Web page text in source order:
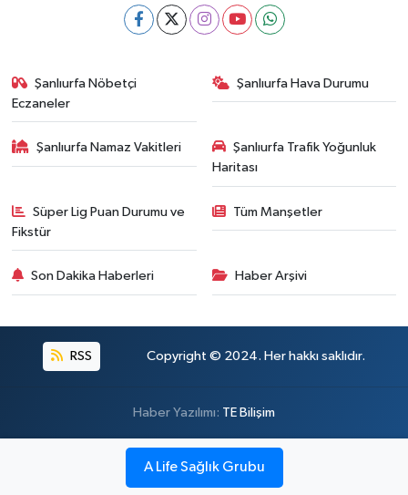
Şanlıurfa Nöbetçi
Eczaneler
Şanlıurfa Hava Durumu
Şanlıurfa Namaz Vakitleri
Şanlıurfa Trafik Yoğunluk
Haritası
Süper Lig Puan Durumu ve
Fikstür
Tüm Manşetler
Son Dakika Haberleri Haber Arşivi
RSS Copyright © 2024. Her hakkı saklıdır.
Haber Yazılımı: TE Bilişim
A Life Sağlık Grubu